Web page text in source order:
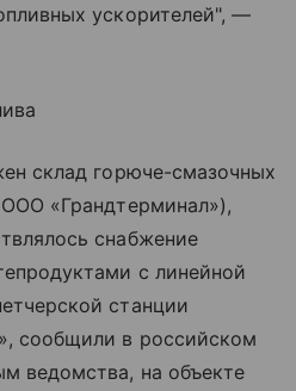
ускорителей", —
склад горюче-смазочных
«Грандтерминал»),
снабжение
с линейной
станции
сообщили в российском
ведомства, на объекте